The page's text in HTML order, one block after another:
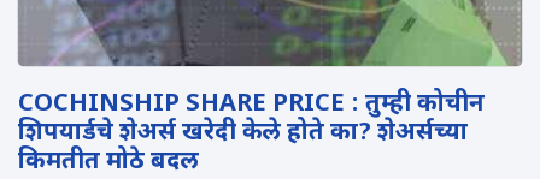
COCHINSHIP SHARE PRICE : तुम्ही कोचीन
शिपयार्डचे शेअर्स खरेदी केले होते का? शेअर्सच्या
किमतीत मोठे बदल